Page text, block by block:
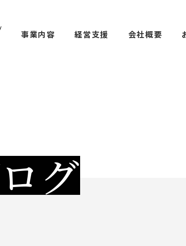
事業内容 経営支援 会社概要
グ